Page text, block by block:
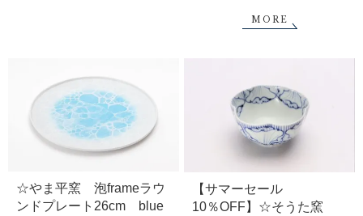
MORE
☆やま平窯 泡frameラウ
ンドプレート26cm blue
【サマーセール
10％OFF】☆そうた窯